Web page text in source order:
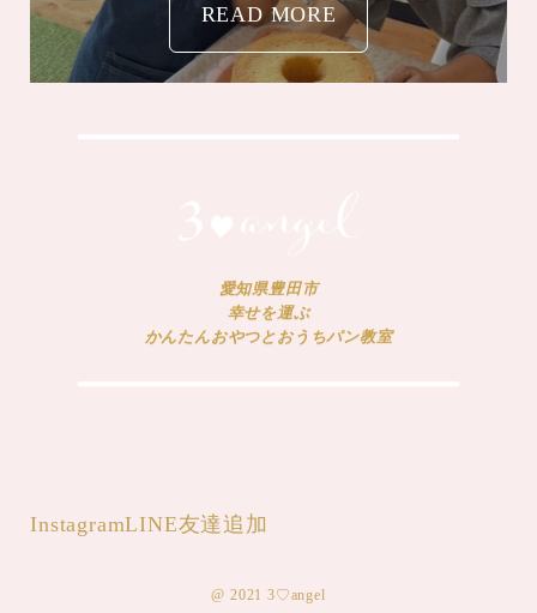
READ MORE
愛知県豊田市
幸せを運ぶ
かんたんおやつとおうちパン教室
InstagramLINE友達追加
@ 2021 3♡angel